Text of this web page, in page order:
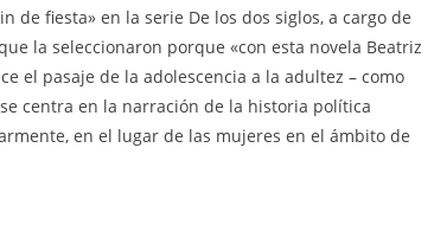
de fiesta» en la serie De los dos siglos, a cargo de
la seleccionaron porque «con esta novela Beatriz
el pasaje de la adolescencia a la adultez – como
, se centra en la narración de la historia política
en el lugar de las mujeres en el ámbito de